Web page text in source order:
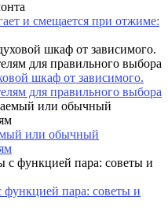
и смещается при отжиме:
шкаф от зависимого.
для правильного выбора
или обычный
пара: советы и